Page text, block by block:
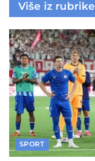
Više iz rubrike
SPORT